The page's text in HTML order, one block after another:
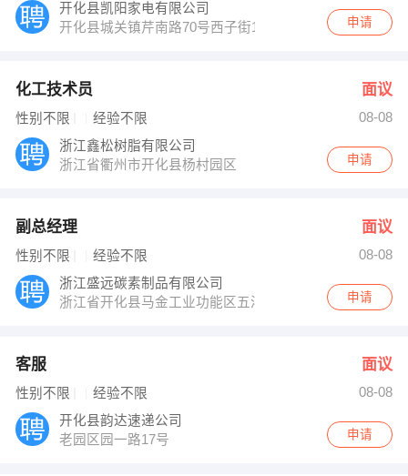
开化县凯阳家电有限公司
开化县城关镇芹南路70号西子街11号-03
申请
化工技术员 面议
性别不限 经验不限
08-08
浙江鑫松树脂有限公司
浙江省衢州市开化县杨村园区
申请
副总经理 面议
性别不限 经验不限
08-08
浙江盛远碳素制品有限公司
浙江省开化县马金工业功能区五洋路一号
申请
客服 面议
性别不限 经验不限
08-08
开化县韵达速递公司
老园区园一路17号
申请